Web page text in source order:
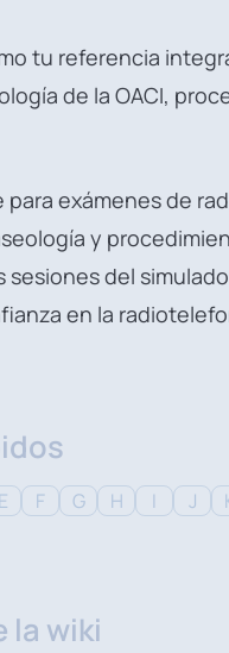
tu referencia
de la OACI,
para exámenes de
y
sesiones del
en la
E F G H I J
la wiki